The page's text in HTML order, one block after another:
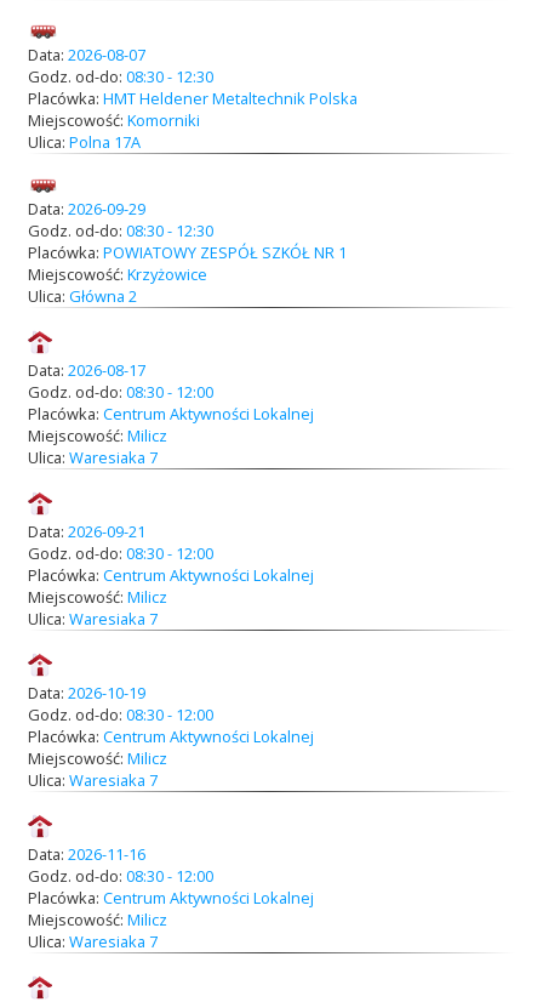
Data: 2026-08-07
Godz. od-do: 08:30 - 12:30
Placówka: HMT Heldener Metaltechnik Polska
Miejscowość: Komorniki
Ulica: Polna 17A
Data: 2026-09-29
Godz. od-do: 08:30 - 12:30
Placówka: POWIATOWY ZESPÓŁ SZKÓŁ NR 1
Miejscowość: Krzyżowice
Ulica: Główna 2
Data: 2026-08-17
Godz. od-do: 08:30 - 12:00
Placówka: Centrum Aktywności Lokalnej
Miejscowość: Milicz
Ulica: Waresiaka 7
Data: 2026-09-21
Godz. od-do: 08:30 - 12:00
Placówka: Centrum Aktywności Lokalnej
Miejscowość: Milicz
Ulica: Waresiaka 7
Data: 2026-10-19
Godz. od-do: 08:30 - 12:00
Placówka: Centrum Aktywności Lokalnej
Miejscowość: Milicz
Ulica: Waresiaka 7
Data: 2026-11-16
Godz. od-do: 08:30 - 12:00
Placówka: Centrum Aktywności Lokalnej
Miejscowość: Milicz
Ulica: Waresiaka 7